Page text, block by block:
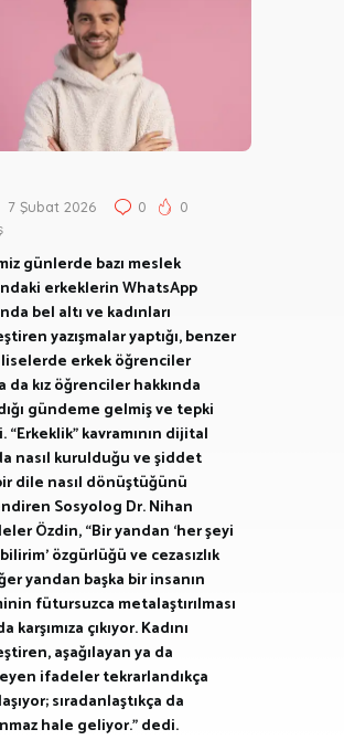
7 Şubat 2026 0
0
günlerde bazı meslek
erkeklerin WhatsApp
bel altı ve kadınları
yazışmalar yaptığı, benzer
erkek öğrenciler
da kız öğrenciler hakkında
gündeme gelmiş ve tepki
“Erkeklik” kavramının dijital
nasıl kurulduğu ve şiddet
dile nasıl dönüştüğünü
Sosyolog Dr. Nihan
Özdin, “Bir yandan ‘her şeyi
özgürlüğü ve cezasızlık
yandan başka bir insanın
fütursuzca metalaştırılması
karşımıza çıkıyor. Kadını
aşağılayan ya da
ifadeler tekrarlandıkça
sıradanlaştıkça da
hale geliyor.” dedi.